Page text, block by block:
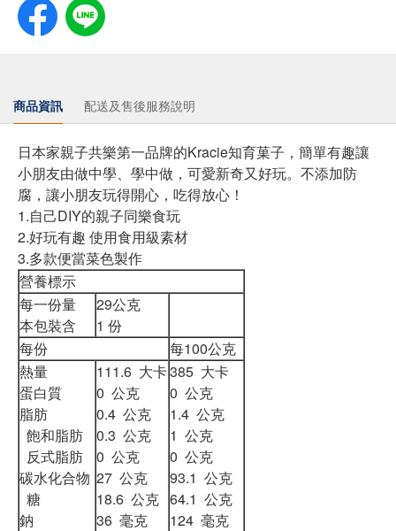
商品資訊 配送及售後服務說明
日本家親子共樂第一品牌的Kracie知育菓子，簡單有趣讓
小朋友由做中學、學中做，可愛新奇又好玩。不添加防
腐，讓小朋友玩得開心，吃得放心！
1.自己DIY的親子同樂食玩
2.好玩有趣 使用食用級素材
3.多款便當菜色製作
營養標示
每一份量
本包裝含
29公克
1 份
每份
每100公克
熱量
蛋白質
脂肪
飽和脂肪
反式脂肪
碳水化合物
糖
鈉
111.6 大卡
0 公克
0.4 公克
0.3 公克
0 公克
27 公克
18.6 公克
36 毫克
385 大卡
0 公克
1.4 公克
1 公克
0 公克
93.1 公克
64.1 公克
124 毫克